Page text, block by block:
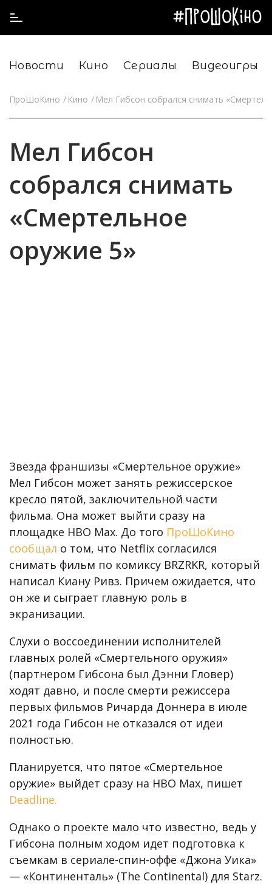
Новости Кино Сериалы Видеоигры
ПроШоКино Кино Мел Гибсон собрался снимать
Мел Гибсон
собрался снимать
«Смертельное
оружие 5»
Звезда франшизы «Смертельное оружие»
Мел Гибсон может занять режиссерское
кресло пятой, заключительной части
фильма. Она может выйти сразу на
площадке HBO Max. До того ПроШоКино
сообщал о том, что Netflix согласился
снимать фильм по комиксу BRZRKR, который
написал Киану Ривз. Причем ожидается, что
он же и сыграет главную роль в
экранизации.
Слухи о воссоединении исполнителей
главных ролей «Смертельного оружия»
(партнером Гибсона был Дэнни Гловер)
ходят давно, и после смерти режиссера
первых фильмов Ричарда Доннера в июле
2021 года Гибсон не отказался от идеи
полностью.
Планируется, что пятое «Смертельное
оружие» выйдет сразу на HBO Max, пишет
Deadline.
Однако о проекте мало что известно, ведь у
Гибсона полным ходом идет подготовка к
съемкам в сериале-спин-оффе «Джона Уика»
— «Континенталь» (The Continental) для Starz.